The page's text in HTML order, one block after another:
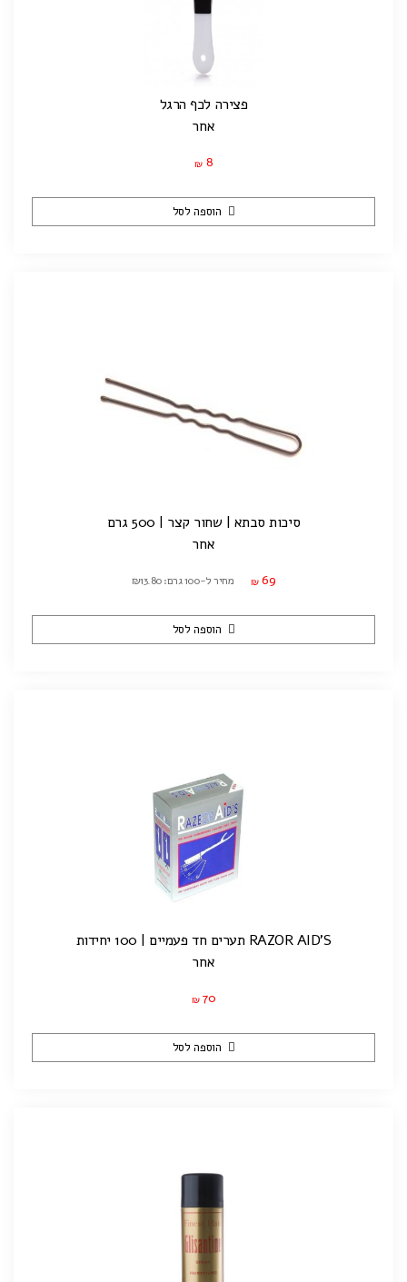
פצירה לכף הרגל
אחר
₪ 8
הוספה לסל
סיכות סבתא | שחור קצר | 500 גרם
אחר
₪ 69 מחיר ל-100 גרם: ₪13.80
הוספה לסל
RAZOR AID'S תערים חד פעמיים | 100 יחידות
אחר
₪ 70
הוספה לסל